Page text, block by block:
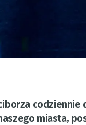
miasta,